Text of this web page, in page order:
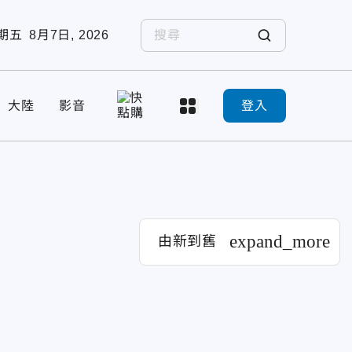
五 8月7日, 2026
大陸 影音 登入
由新到舊 expand_more